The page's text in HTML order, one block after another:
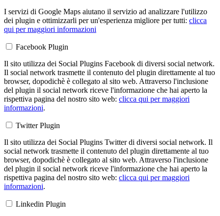
I servizi di Google Maps aiutano il servizio ad analizzare l'utilizzo
dei plugin e ottimizzarli per un'esperienza migliore per tutti: clicca
qui per maggiori informazioni
Facebook Plugin
Il sito utilizza dei Social Plugins Facebook di diversi social network.
Il social network trasmette il contenuto del plugin direttamente al tuo
browser, dopodichè è collegato al sito web. Attraverso l'inclusione
del plugin il social network riceve l'informazione che hai aperto la
rispettiva pagina del nostro sito web: clicca qui per maggiori
informazioni.
Twitter Plugin
Il sito utilizza dei Social Plugins Twitter di diversi social network. Il
social network trasmette il contenuto del plugin direttamente al tuo
browser, dopodichè è collegato al sito web. Attraverso l'inclusione
del plugin il social network riceve l'informazione che hai aperto la
rispettiva pagina del nostro sito web: clicca qui per maggiori
informazioni.
Linkedin Plugin